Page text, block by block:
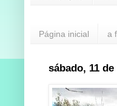
Página inicial a
sábado, 11